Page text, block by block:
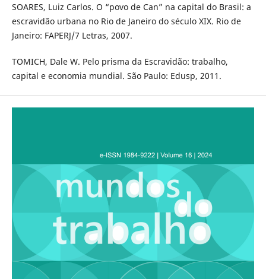
SOARES, Luiz Carlos. O “povo de Can” na capital do Brasil: a
escravidão urbana no Rio de Janeiro do século XIX. Rio de
Janeiro: FAPERJ/7 Letras, 2007.
TOMICH, Dale W. Pelo prisma da Escravidão: trabalho,
capital e economia mundial. São Paulo: Edusp, 2011.